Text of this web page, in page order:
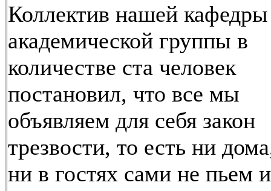
Коллектив нашей
академической группы в
количестве ста человек
постановил, что все мы
объявляем для себя закон
трезвости, то есть ни
ни в гостях сами не пьем и